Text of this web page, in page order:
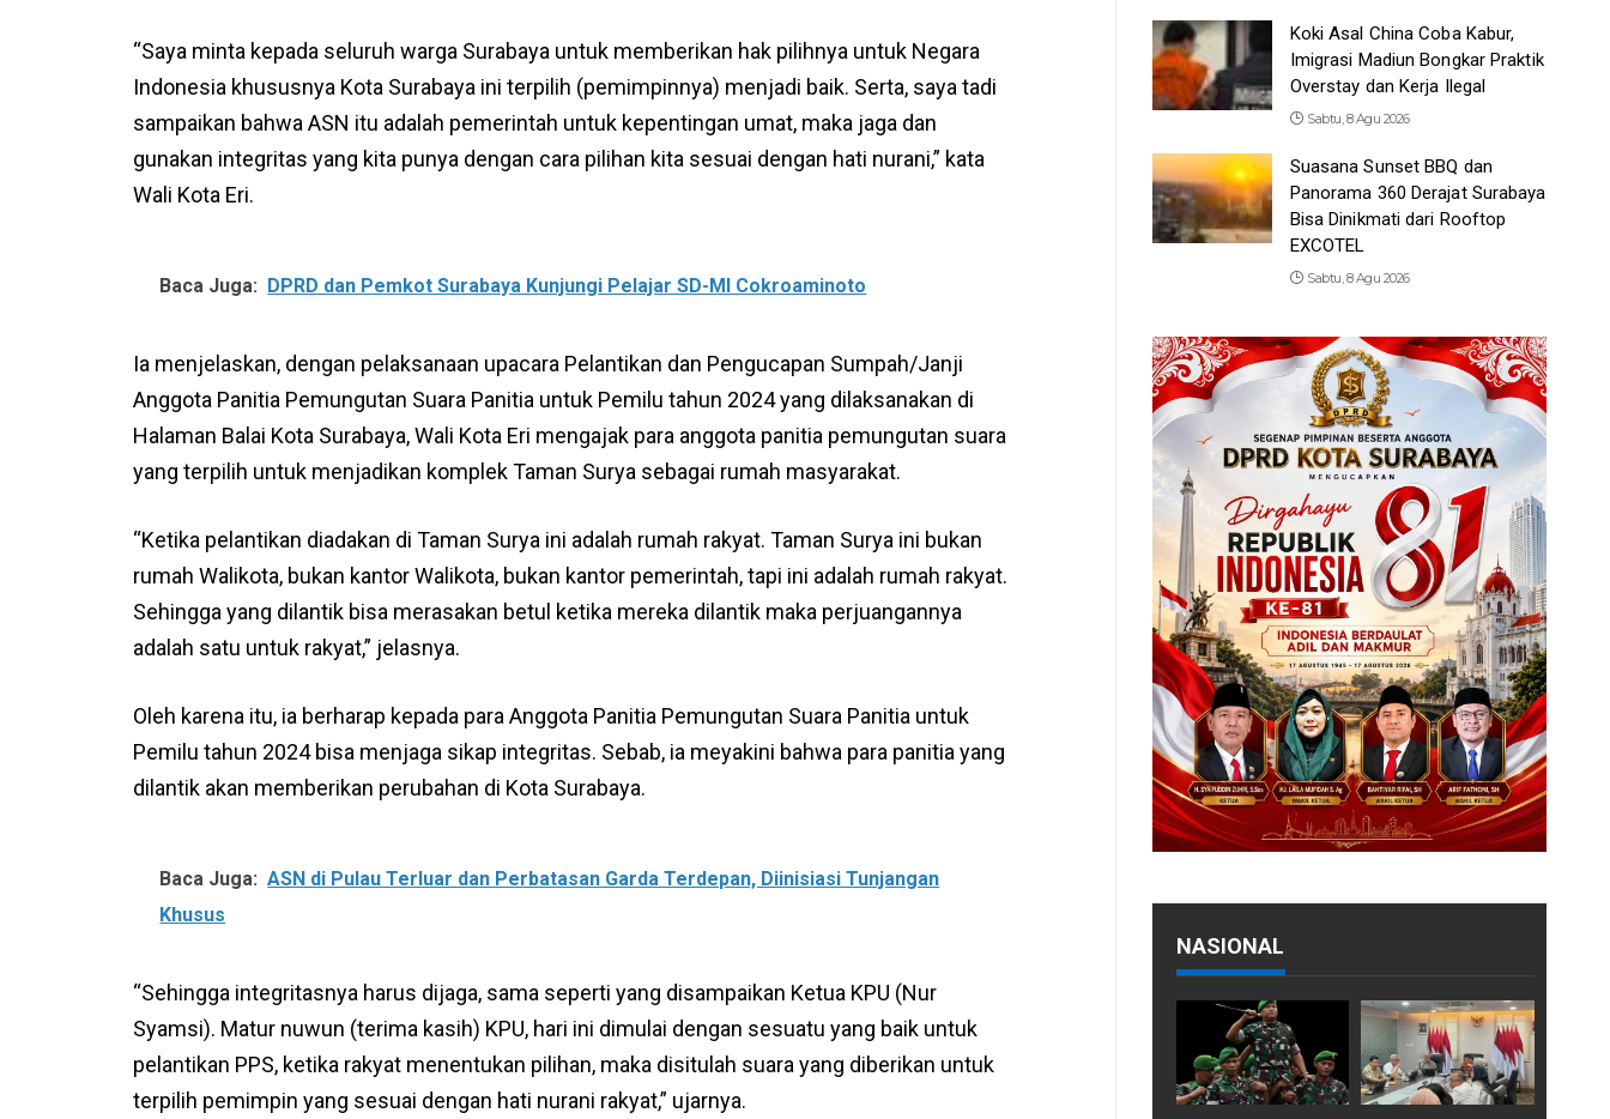
“Saya minta kepada seluruh warga Surabaya untuk memberikan hak pilihnya untuk Negara
Indonesia khususnya Kota Surabaya ini terpilih (pemimpinnya) menjadi baik. Serta, saya tadi
sampaikan bahwa ASN itu adalah pemerintah untuk kepentingan umat, maka jaga dan
gunakan integritas yang kita punya dengan cara pilihan kita sesuai dengan hati nurani,” kata
Wali Kota Eri.
Baca Juga: DPRD dan Pemkot Surabaya Kunjungi Pelajar SD-MI Cokroaminoto
Ia menjelaskan, dengan pelaksanaan upacara Pelantikan dan Pengucapan Sumpah/Janji
Anggota Panitia Pemungutan Suara Panitia untuk Pemilu tahun 2024 yang dilaksanakan di
Halaman Balai Kota Surabaya, Wali Kota Eri mengajak para anggota panitia pemungutan suara
yang terpilih untuk menjadikan komplek Taman Surya sebagai rumah masyarakat.
“Ketika pelantikan diadakan di Taman Surya ini adalah rumah rakyat. Taman Surya ini bukan
rumah Walikota, bukan kantor Walikota, bukan kantor pemerintah, tapi ini adalah rumah rakyat.
Sehingga yang dilantik bisa merasakan betul ketika mereka dilantik maka perjuangannya
adalah satu untuk rakyat,” jelasnya.
Oleh karena itu, ia berharap kepada para Anggota Panitia Pemungutan Suara Panitia untuk
Pemilu tahun 2024 bisa menjaga sikap integritas. Sebab, ia meyakini bahwa para panitia yang
dilantik akan memberikan perubahan di Kota Surabaya.
Baca Juga: ASN di Pulau Terluar dan Perbatasan Garda Terdepan, Diinisiasi Tunjangan
Khusus
“Sehingga integritasnya harus dijaga, sama seperti yang disampaikan Ketua KPU (Nur
Syamsi). Matur nuwun (terima kasih) KPU, hari ini dimulai dengan sesuatu yang baik untuk
pelantikan PPS, ketika rakyat menentukan pilihan, maka disitulah suara yang diberikan untuk
terpilih pemimpin yang sesuai dengan hati nurani rakyat,” ujarnya.
Koki Asal China Coba Kabur,
Imigrasi Madiun Bongkar Praktik
Overstay dan Kerja Ilegal
Sabtu, 8 Agu 2026
Suasana Sunset BBQ dan
Panorama 360 Derajat Surabaya
Bisa Dinikmati dari Rooftop
EXCOTEL
Sabtu, 8 Agu 2026
NASIONAL